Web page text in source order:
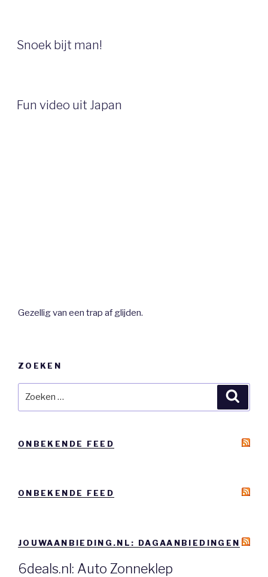
Snoek bijt man!
Fun video uit Japan
Gezellig van een trap af glijden.
ZOEKEN
ONBEKENDE FEED
ONBEKENDE FEED
JOUWAANBIEDING.NL: DAGAANBIEDINGEN
6deals.nl: Auto Zonneklep